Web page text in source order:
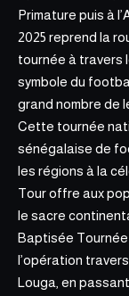
Primature puis à
2025 reprend la
tournée à travers
symbole du
grand nombre de
Cette tournée
sénégalaise de
les régions à la
Tour offre aux
le sacre
Baptisée Tournée
l’opération
Louga, en